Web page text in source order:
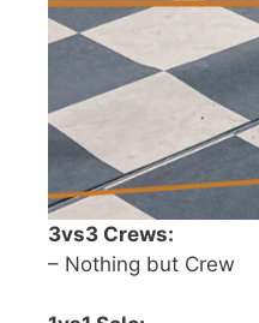
3vs3 Crews:
– Nothing but Crew